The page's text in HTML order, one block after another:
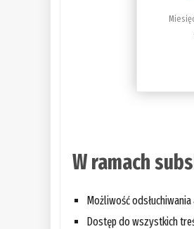
W ramach
Możliwość
Dostęp do wszystkich